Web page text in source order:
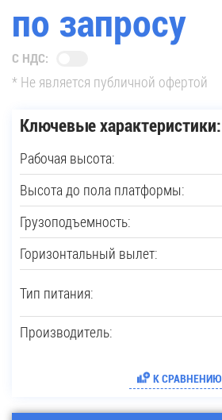
Сферы применения
Запчасти
Услуги
О компании
Контакты
Ключевые характеристики:
Рабочая высота:
Высота до пола платформы:
Грузоподъемность:
Горизонтальный вылет:
Тип питания:
Производитель:
К СРАВНЕНИЮ
по запросу
С НДС:
* Не является публичной офертой